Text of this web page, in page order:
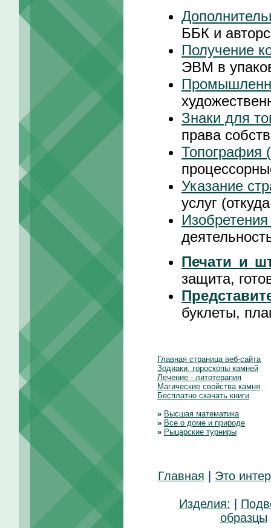
ББК и
Получение
ЭВМ в
Знаки для
права
Топография
Указание
услуг
Печати и
защита,
буклеты,
Главная страница веб-сайта
Зодиаки, гороскопы камней
Лечение - литотерапия
Магические свойства камня
Бесплатно скачать книги
» Высшая математика
» Все о доме и природе
» Рыцарские турниры
Главная Это
Изделия:
образцы